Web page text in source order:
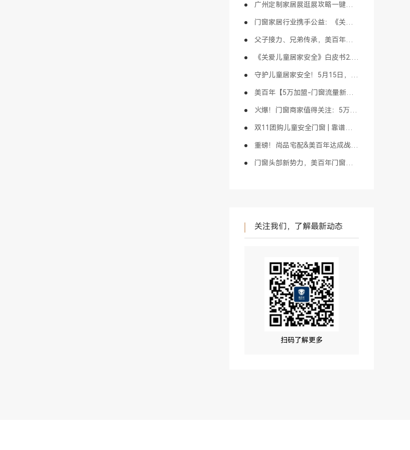
广州定制家居展逛展攻略一键收藏，3月27日广州见！
门窗家居行业携手公益：《关爱童行-守护计划》于佛山启动！
父子接力、兄弟传承，美百年以长期主义精神打造门窗家居百年品牌！
《关爱儿童居家安全》白皮书2.0版重磅发布！家居行业首创！
守护儿童居家安全！5月15日，这场门窗公益盛事邀您共同参与！
美百年【5万加盟-门窗流量新模式】打造同城新零售头部大商！
火爆！门窗商家值得关注：5万加盟“门窗流量新模式” 成为同城流量头部大商！
双11团购儿童安全门窗 | 靠谱攻略，多重优惠可叠加使用！
重磅！尚品宅配&美百年达成战略合作，窗领新趋势助力行业升维发展！
门窗头部新势力，美百年门窗携手尚品宅配探索渠道融合新模式！
关注我们，了解最新动态
扫码了解更多